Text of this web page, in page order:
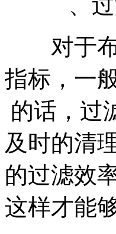
、过
对于布
指标，一
的话，过
及时的清
的过滤效
这样才能